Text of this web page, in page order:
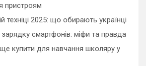
пристроям
техніці 2025: що обирають українці
смартфонів: міфи та правда
купити для навчання школяру у